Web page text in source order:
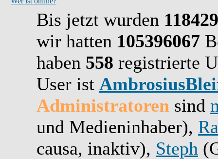
Bis jetzt wurden 118429
wir hatten 105396067
haben 558 registrierte
User ist
Administratoren sind
und Medieninhaber),
causa, inaktiv), Steph